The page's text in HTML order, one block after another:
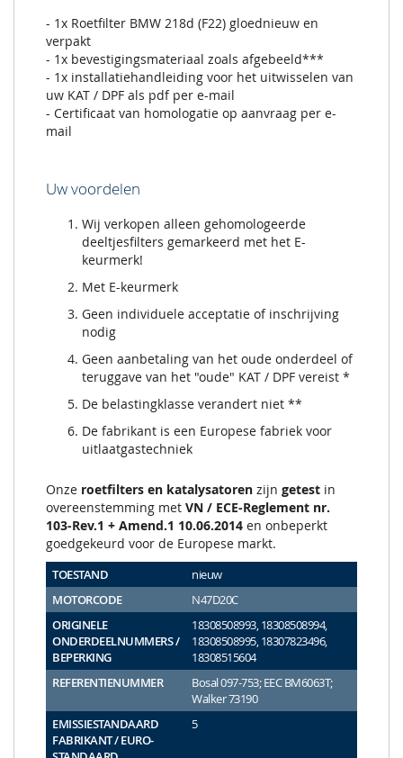
- 1x Roetfilter BMW 218d (F22) gloednieuw en
verpakt
- 1x bevestigingsmateriaal zoals afgebeeld***
- 1x installatiehandleiding voor het uitwisselen van
uw KAT / DPF als pdf per e-mail
- Certificaat van homologatie op aanvraag per e-
mail
Uw voordelen
Wij verkopen alleen gehomologeerde
deeltjesfilters gemarkeerd met het E-
keurmerk!
Met E-keurmerk
Geen individuele acceptatie of inschrijving
nodig
Geen aanbetaling van het oude onderdeel of
teruggave van het "oude" KAT / DPF vereist *
De belastingklasse verandert niet **
De fabrikant is een Europese fabriek voor
uitlaatgastechniek
Onze roetfilters en katalysatoren zijn getest in
overeenstemming met VN / ECE-Reglement nr.
103-Rev.1 + Amend.1 10.06.2014 en onbeperkt
goedgekeurd voor de Europese markt.
TOESTAND
nieuw
MOTORCODE
N47D20C
ORIGINELE
ONDERDEELNUMMERS /
BEPERKING
18308508993, 18308508994,
18308508995, 18307823496,
18308515604
REFERENTIENUMMER
Bosal 097-753; EEC BM6063T;
Walker 73190
EMISSIESTANDAARD
FABRIKANT / EURO-
5